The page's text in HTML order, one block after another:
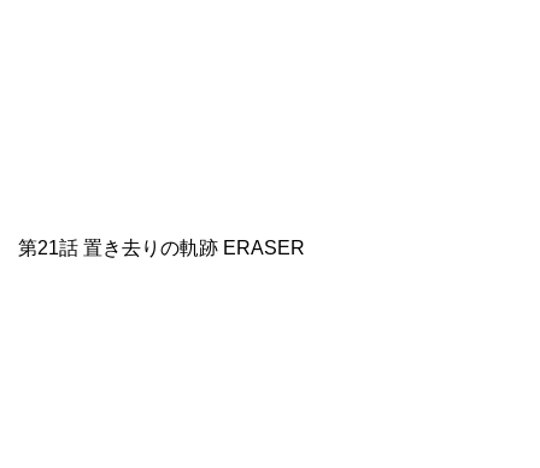
第21話 置き去りの軌跡 ERASER